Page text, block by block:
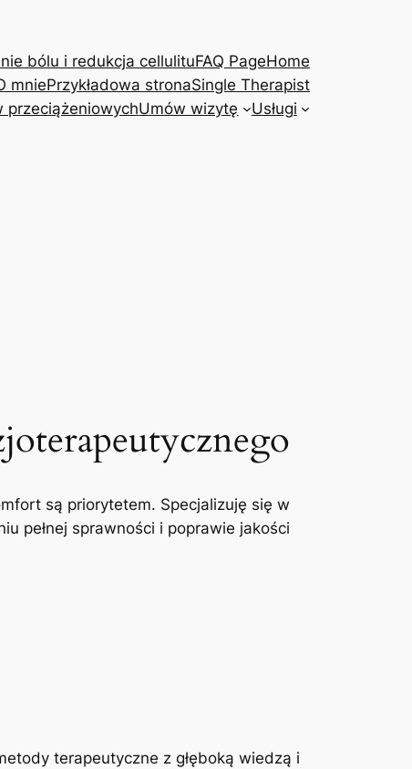
bólu i redukcja cellulituFAQ PageHome
mniePrzykładowa stronaSingle Therapist
przeciążeniowychUmów wizytę Usługi
są priorytetem. Specjalizuję się w
pełnej sprawności i poprawie jakości
terapeutyczne z głęboką wiedzą i